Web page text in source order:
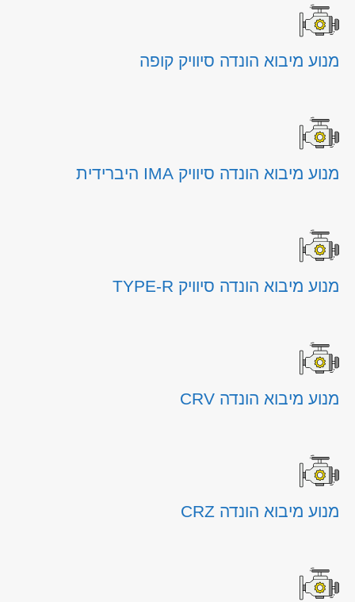
מנוע מיבוא הונדה סיוויק קופה
מנוע מיבוא הונדה סיוויק IMA היברידית
מנוע מיבוא הונדה סיוויק TYPE-R
מנוע מיבוא הונדה CRV
מנוע מיבוא הונדה CRZ